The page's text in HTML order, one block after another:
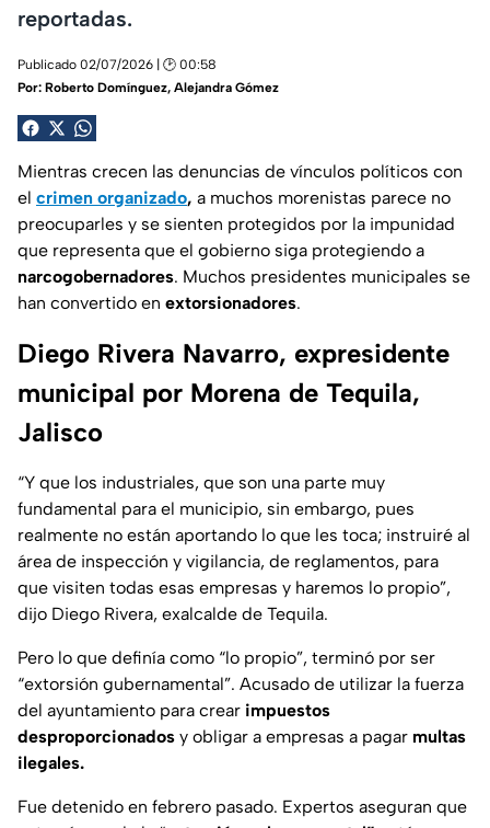
reportadas.
Publicado 02/07/2026 | 🕑 00:58
Por: Roberto Domínguez, Alejandra Gómez
Mientras crecen las denuncias de vínculos políticos con
el crimen organizado, a muchos morenistas parece no
preocuparles y se sienten protegidos por la impunidad
que representa que el gobierno siga protegiendo a
narcogobernadores. Muchos presidentes municipales se
han convertido en extorsionadores.
Diego Rivera Navarro, expresidente
municipal por Morena de Tequila,
Jalisco
“Y que los industriales, que son una parte muy
fundamental para el municipio, sin embargo, pues
realmente no están aportando lo que les toca; instruiré al
área de inspección y vigilancia, de reglamentos, para
que visiten todas esas empresas y haremos lo propio”,
dijo Diego Rivera, exalcalde de Tequila.
Pero lo que definía como “lo propio”, terminó por ser
“extorsión gubernamental”. Acusado de utilizar la fuerza
del ayuntamiento para crear impuestos
desproporcionados y obligar a empresas a pagar multas
ilegales.
Fue detenido en febrero pasado. Expertos aseguran que